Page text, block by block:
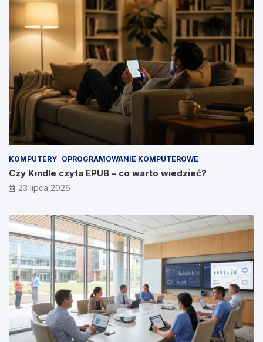
KOMPUTERY OPROGRAMOWANIE KOMPUTEROWE
Czy Kindle czyta EPUB – co warto wiedzieć?
23 lipca 2026